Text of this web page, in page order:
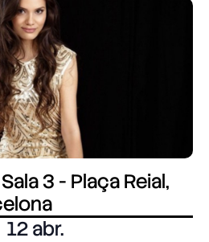
3 - Plaça Reial,
12 abr.